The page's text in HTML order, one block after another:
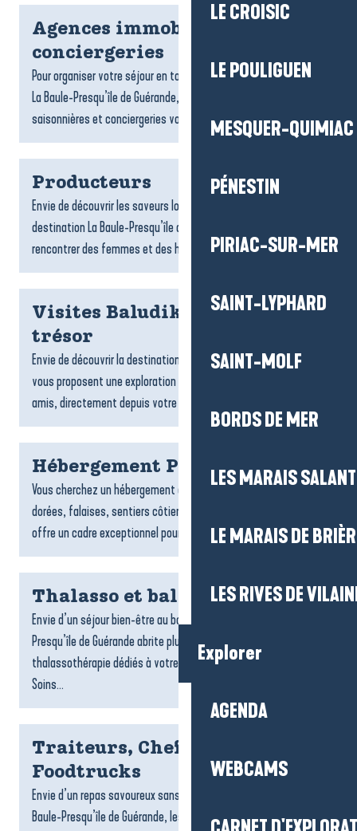
LE CROISIC
LE POULIGUEN
MESQUER-QUIMIAC
PÉNESTIN
PIRIAC-SUR-MER
SAINT-LYPHARD
SAINT-MOLF
BORDS DE MER
LES MARAIS
LE MARAIS DE
LES RIVES DE
Explorer
AGENDA
WEBCAMS
Agences immobilières et
conciergeries
Pour organiser votre séjour en toute sérénité sur la destination
La Baule-Presqu’île de Guérande, les agences de locations
saisonnières et conciergeries vous accompagnent dans...
Producteurs
Envie de découvrir les saveurs locales ? Les producteurs de la
destination La Baule-Presqu’île de Guérande vous invitent à
rencontrer des femmes et des hommes passionnés,...
Visites Baludik et chasses au
trésor
Envie de découvrir la destination ? Les jeux de piste Baludik
vous proposent une exploration ludique, en famille ou entre
amis, directement depuis votre téléphone. Suivez des...
Hébergement Pénestin
Vous cherchez un hébergement à Pénestin ? Entre plages
dorées, falaises, sentiers côtiers et estuaire, la commune
offre un cadre exceptionnel pour un séjour tourné vers la...
Thalasso et balnéo
Envie d’un séjour bien-être au bord de l’océan ? La Baule-
Presqu’île de Guérande abrite plusieurs centres de
thalassothérapie dédiés à votre détente et à votre vitalité.
Soins...
Traiteurs, Chefs à domicile et
Foodtrucks
Envie d’un repas savoureux sans cuisiner ? Sur la destination La
Baule-Presqu’île de Guérande, les traiteurs, foodtrucks et chefs